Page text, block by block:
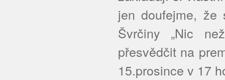
jen doufejme, že
Švrčiny „Nic
přesvědčit na
15.prosince v 17